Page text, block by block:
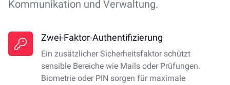
Kommunikation und Verwaltung.
Zwei-Faktor-Authentifizierung
Ein zusätzlicher Sicherheitsfaktor schützt
sensible Bereiche wie Mails oder Prüfungen.
Biometrie oder PIN sorgen für maximale